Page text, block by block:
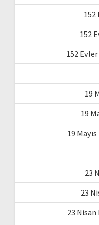
152
152
19
19
19
23
23
23